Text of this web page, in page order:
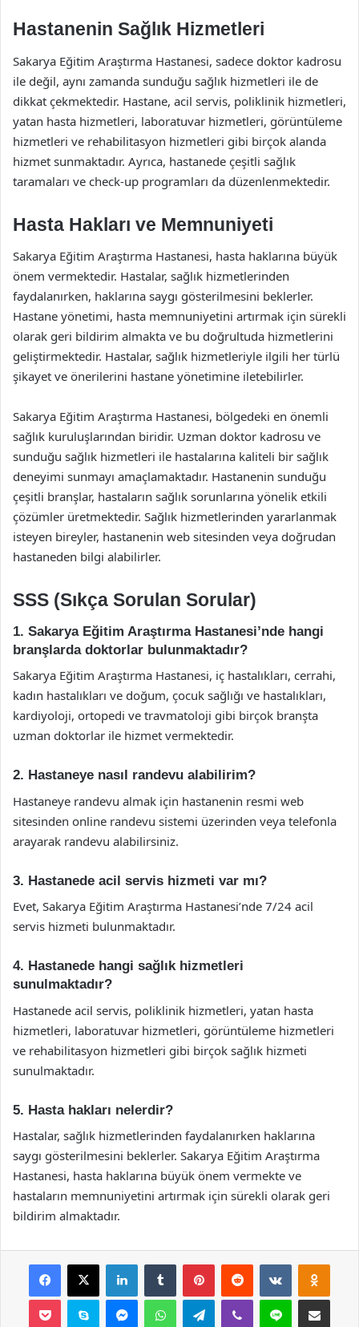
Hastanenin Sağlık Hizmetleri
Sakarya Eğitim Araştırma Hastanesi, sadece doktor kadrosu
ile değil, aynı zamanda sunduğu sağlık hizmetleri ile de
dikkat çekmektedir. Hastane, acil servis, poliklinik hizmetleri,
yatan hasta hizmetleri, laboratuvar hizmetleri, görüntüleme
hizmetleri ve rehabilitasyon hizmetleri gibi birçok alanda
hizmet sunmaktadır. Ayrıca, hastanede çeşitli sağlık
taramaları ve check-up programları da düzenlenmektedir.
Hasta Hakları ve Memnuniyeti
Sakarya Eğitim Araştırma Hastanesi, hasta haklarına büyük
önem vermektedir. Hastalar, sağlık hizmetlerinden
faydalanırken, haklarına saygı gösterilmesini beklerler.
Hastane yönetimi, hasta memnuniyetini artırmak için sürekli
olarak geri bildirim almakta ve bu doğrultuda hizmetlerini
geliştirmektedir. Hastalar, sağlık hizmetleriyle ilgili her türlü
şikayet ve önerilerini hastane yönetimine iletebilirler.
Sakarya Eğitim Araştırma Hastanesi, bölgedeki en önemli
sağlık kuruluşlarından biridir. Uzman doktor kadrosu ve
sunduğu sağlık hizmetleri ile hastalarına kaliteli bir sağlık
deneyimi sunmayı amaçlamaktadır. Hastanenin sunduğu
çeşitli branşlar, hastaların sağlık sorunlarına yönelik etkili
çözümler üretmektedir. Sağlık hizmetlerinden yararlanmak
isteyen bireyler, hastanenin web sitesinden veya doğrudan
hastaneden bilgi alabilirler.
SSS (Sıkça Sorulan Sorular)
1. Sakarya Eğitim Araştırma Hastanesi’nde hangi
branşlarda doktorlar bulunmaktadır?
Sakarya Eğitim Araştırma Hastanesi, iç hastalıkları, cerrahi,
kadın hastalıkları ve doğum, çocuk sağlığı ve hastalıkları,
kardiyoloji, ortopedi ve travmatoloji gibi birçok branşta
uzman doktorlar ile hizmet vermektedir.
2. Hastaneye nasıl randevu alabilirim?
Hastaneye randevu almak için hastanenin resmi web
sitesinden online randevu sistemi üzerinden veya telefonla
arayarak randevu alabilirsiniz.
3. Hastanede acil servis hizmeti var mı?
Evet, Sakarya Eğitim Araştırma Hastanesi’nde 7/24 acil
servis hizmeti bulunmaktadır.
4. Hastanede hangi sağlık hizmetleri
sunulmaktadır?
Hastanede acil servis, poliklinik hizmetleri, yatan hasta
hizmetleri, laboratuvar hizmetleri, görüntüleme hizmetleri
ve rehabilitasyon hizmetleri gibi birçok sağlık hizmeti
sunulmaktadır.
5. Hasta hakları nelerdir?
Hastalar, sağlık hizmetlerinden faydalanırken haklarına
saygı gösterilmesini beklerler. Sakarya Eğitim Araştırma
Hastanesi, hasta haklarına büyük önem vermekte ve
hastaların memnuniyetini artırmak için sürekli olarak geri
bildirim almaktadır.
Facebook
X LinkedInTumblr PinterestReddit VKontakte
Pocket Skype MessengerWhatsAppTelegramViber Line E-Posta ile